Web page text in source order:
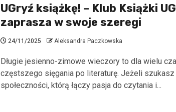
UGryź książkę! – Klub Książki UG
zaprasza w swoje szeregi
24/11/2025 Aleksandra Paczkowska
Długie jesienno-zimowe wieczory to dla wielu
częstszego sięgania po literaturę. Jeżeli szukasz
społeczności, którą łączy pasja do czytania i...